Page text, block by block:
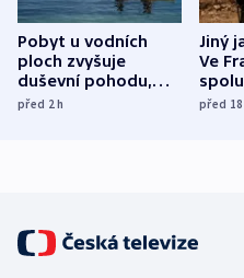
Pobyt u vodních
ploch zvyšuje
duševní pohodu,
ukázala
před 2h
Jiný
Ve
před